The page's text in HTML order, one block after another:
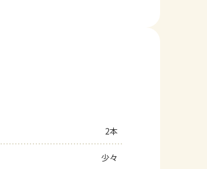
2本
少々